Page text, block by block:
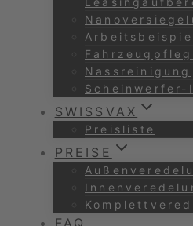
Nassreinigung
Scheinwerfer-
SWISSVAX
Preisliste
PREISE
FAQ